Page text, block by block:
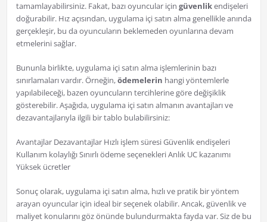
tamamlayabilirsiniz. Fakat, bazı oyuncular için güvenlikendişeleri
doğurabilir. Hız açısından, uygulama içi satın alma genellikle anında
gerçekleşir, bu da oyuncuların beklemeden oyunlarına devam
etmelerini sağlar.
Bununla birlikte, uygulama içi satın alma işlemlerinin bazı
sınırlamaları vardır. Örneğin,ödemelerin hangi yöntemlerle
yapılabileceği, bazen oyuncuların tercihlerine göre değişiklik
gösterebilir. Aşağıda, uygulama içi satın almanın avantajları ve
dezavantajlarıyla ilgili bir tablo bulabilirsiniz:
Avantajlar Dezavantajlar Hızlı işlem süresi Güvenlik endişeleri
Kullanım kolaylığı Sınırlı ödeme seçenekleri Anlık UC kazanımı
Yüksek ücretler
Sonuç olarak, uygulama içi satın alma, hızlı ve pratik bir yöntem
arayan oyuncular için ideal bir seçenek olabilir. Ancak, güvenlik ve
maliyet konularını göz önünde bulundurmakta fayda var. Siz de bu